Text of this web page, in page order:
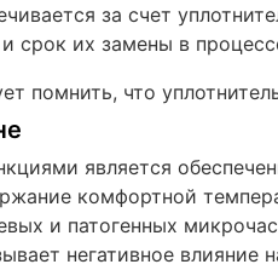
за счет
срок их замены в
помнить, что
является
комфортной
и патогенных
негативное влияние